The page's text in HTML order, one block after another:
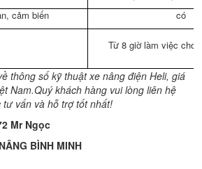
cảm biến
có
Từ 8 giờ làm việc cho
thông số kỹ thuật xe nâng điện Heli, giá
Nam.Quý khách hàng vui lòng liên hệ
vấn và hỗ trợ tốt nhất!
Mr Ngọc
BÌNH MINH